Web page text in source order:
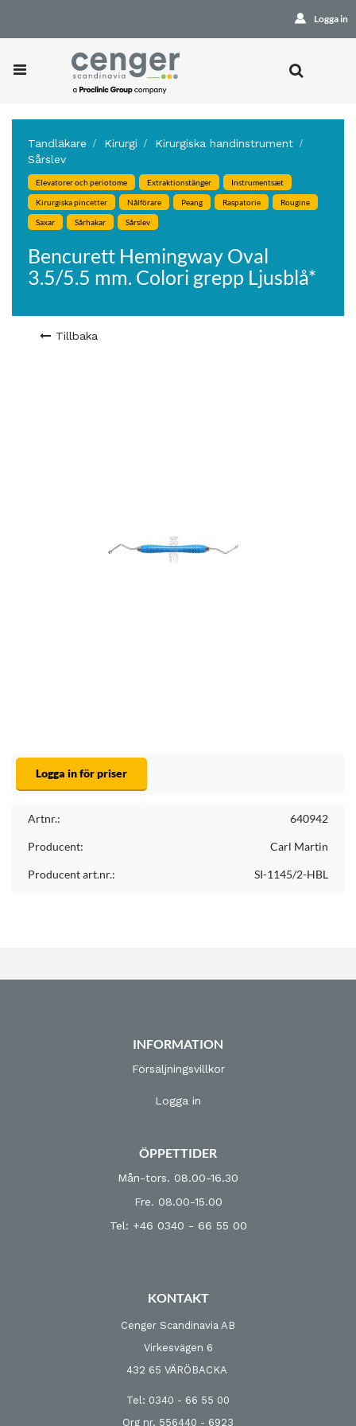
Logga in
Tandläkare Kirurgi
Kirurgiska handinstrument
Sårslev
Elevatorer och periotome Extraktionstänger Instrumentsæt
Kirurgiska pincetter Nålförare Peang Raspatorie Rougine
Saxar Sårhakar Sårslev
Bencurett Hemingway Oval
3.5/5.5 mm. Colori grepp Ljusblå*
Tillbaka
Logga in för priser
Artnr.: 640942
Producent: Carl Martin
Producent art.nr.: SI-1145/2-HBL
INFORMATION
Försäljningsvillkor
Logga in
ÖPPETTIDER
Mån-tors. 08.00-16.30
Fre. 08.00-15.00
Tel: +46 0340 - 66 55 00
KONTAKT
Cenger Scandinavia AB
Virkesvägen 6
432 65 VÄRÖBACKA
Tel: 0340 - 66 55 00
Org nr. 556440 - 6923